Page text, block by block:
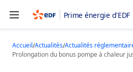
Prime énergie d'EDF
Accueil Actualités Actualités
Prolongation du bonus pompe à chaleur